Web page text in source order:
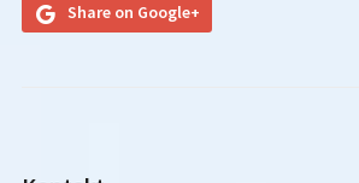
Share on Google+